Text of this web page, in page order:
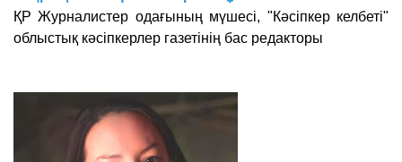
ҚР Журналистер одағының мүшесі, "Кәсіпкер келбеті"
облыстық кәсіпкерлер газетінің бас редакторы